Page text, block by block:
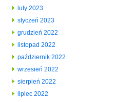
luty 2023
styczeń 2023
grudzień 2022
listopad 2022
październik 2022
wrzesień 2022
sierpień 2022
lipiec 2022